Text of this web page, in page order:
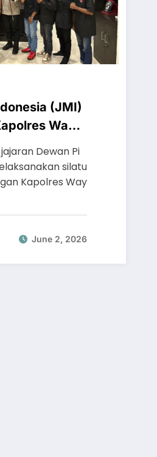
(JMI)
Way
Media
Dewan Pi
silatu
Kapolres Way
June 2, 2026